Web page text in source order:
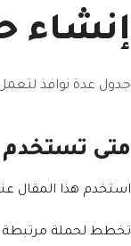
إنشاء
جدول عدة نوافذ
متى تستخدم
استخدم هذا المقال
تخطط لحملة